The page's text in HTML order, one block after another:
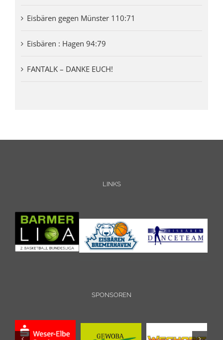
Eisbären gegen Münster 110:71
Eisbären : Hagen 94:79
FANTALK – DANKE EUCH!
LINKS
SPONSOREN